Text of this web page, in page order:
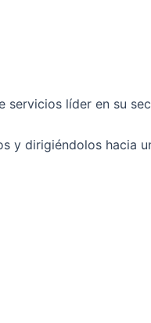
servicios líder en su
y dirigiéndolos hacia